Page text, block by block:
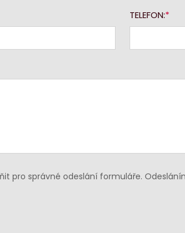
TELEFON:
pro správné odeslání formuláře.